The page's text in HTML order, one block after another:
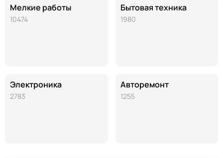
Мелкие работы
10474
Электроника
2783
Бытовая техника
1980
Авторемонт
1255